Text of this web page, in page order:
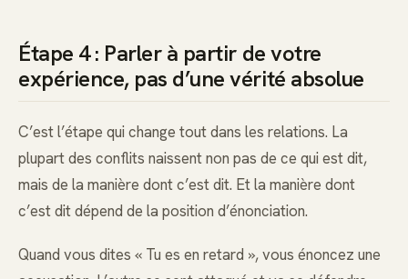
Étape 4 : Parler à partir de votre
expérience, pas d’une vérité absolue
C’est l’étape qui change tout dans les relations. La
plupart des conflits naissent non pas de ce qui est dit,
mais de la manière dont c’est dit. Et la manière dont
c’est dit dépend de la position d’énonciation.
Quand vous dites « Tu es en retard », vous énoncez une